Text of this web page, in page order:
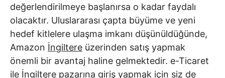
değerlendirilmeye başlanırsa o kadar faydalı
olacaktır. Uluslararası çapta büyüme ve yeni
hedef kitlelere ulaşma imkanı düşünüldüğünde,
Amazon İngiltere üzerinden satış yapmak
önemli bir avantaj haline gelmektedir. e-Ticaret
ile İngiltere pazarına giriş yapmak için siz de